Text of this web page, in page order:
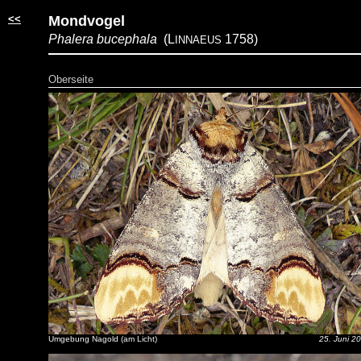
<< Mondvogel
Phalera bucephala (L INNAEUS 1758)
Oberseite
Umgebung Nagold (am Licht) 25. Juni